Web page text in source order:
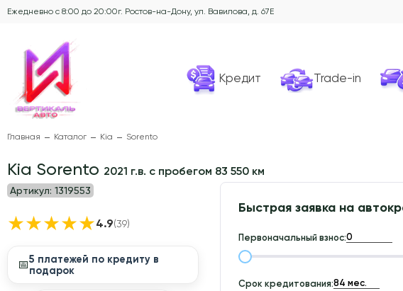
Ежедневно с 8:00 до 20:00г. Ростов-на-Дону, ул. Вавилова, д. 67Е
Кредит Trade-in
Главная Каталог Kia Sorento
Kia Sorento 2021 г.в. с пробегом 83 550 км
Артикул: 1319553
★★★★★4.9(39)
📅5 платежей по кредиту в
подарок
Быстрая заявка на
Первоначальный взнос:
Срок кредитования: